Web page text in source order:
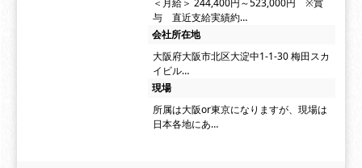
＜月給＞ 244,400円～523,000円 ※賞
与 直近支給実績約…
会社所在地
大阪府大阪市北区大淀中1-1-30 梅田スカ
イビル…
現場
所属は大阪or東京になりますが、現場は
日本各地にあ…